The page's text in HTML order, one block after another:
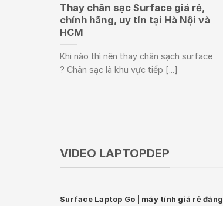
Thay chân sạc Surface giá rẻ,
chính hãng, uy tín tại Hà Nội và
HCM
Khi nào thì nên thay chân sạch surface
? Chân sạc là khu vực tiếp [...]
VIDEO LAPTOPDEP
Surface Laptop Go | máy tính giá rẻ đáng